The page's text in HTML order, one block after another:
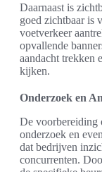
Daarnaast is
goed zichtbaar is
voetverkeer
opvallende
aandacht trekken
kijken.
Onderzoek en
De voorbereiding
onderzoek en
dat bedrijven
concurrenten.